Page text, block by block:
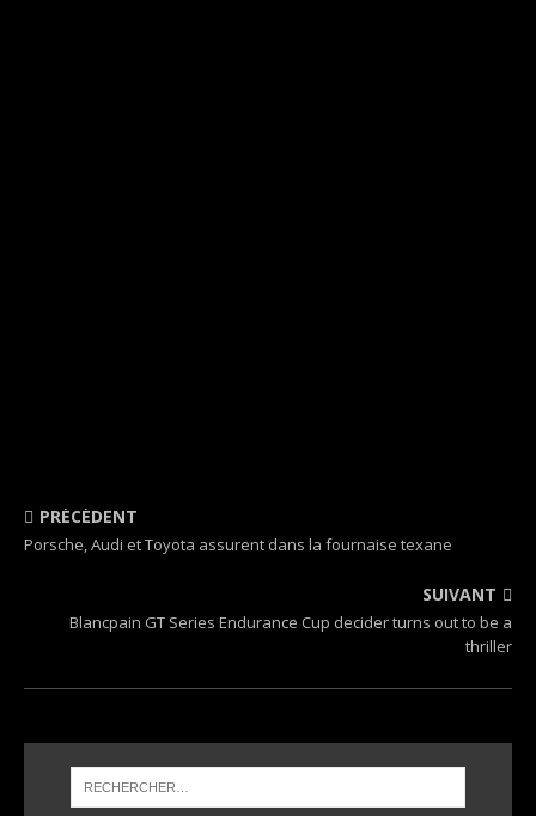
PRÉCÉDENT
Porsche, Audi et Toyota assurent dans la fournaise texane
SUIVANT
Blancpain GT Series Endurance Cup decider turns out to be a
thriller